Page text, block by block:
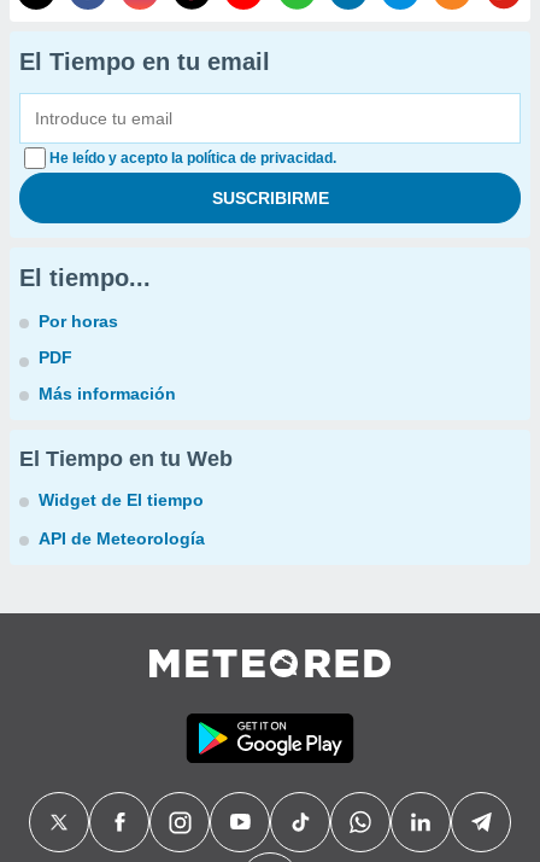
El Tiempo en tu email
He leído y acepto la política de privacidad.
El tiempo...
Por horas
PDF
Más información
El Tiempo en tu Web
Widget de El tiempo
API de Meteorología